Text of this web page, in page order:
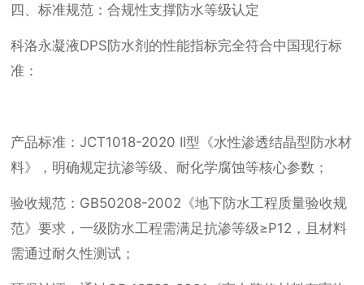
四、标准规范：合规性支撑防水等级认定
科洛永凝液DPS防水剂的性能指标完全符合中国现行标
准：
产品标准：JCT1018-2020 II型《水性渗透结晶型防水材
料》，明确规定抗渗等级、耐化学腐蚀等核心参数；
验收规范：GB50208-2002《地下防水工程质量验收规
范》要求，一级防水工程需满足抗渗等级≥P12，且材料
需通过耐久性测试；